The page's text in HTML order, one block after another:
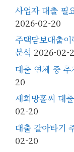
사업자 대출 필
2026-02-20
주택담보대출
분석 2026-02-
대출 연체 중
20
새희망홀씨 대
02-20
대출 갈아타기
02-20